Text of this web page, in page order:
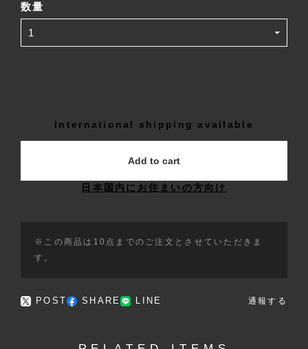
数量
International shipping available
Add to cart
日本国内にお住まいの方向け
※この商品は10点までのご注文とさせていただきま
す。
POST SHARE LINE 通報する